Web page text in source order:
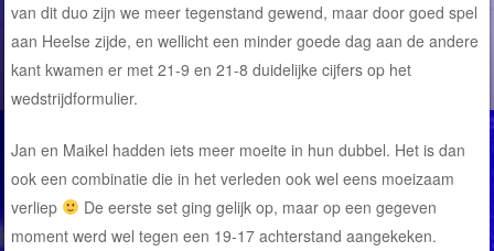
van dit duo zijn we meer tegenstand gewend, maar door goed spel
aan Heelse zijde, en wellicht een minder goede dag aan de andere
kant kwamen er met 21-9 en 21-8 duidelijke cijfers op het
wedstrijdformulier.
Jan en Maikel hadden iets meer moeite in hun dubbel. Het is dan
ook een combinatie die in het verleden ook wel eens moeizaam
verliep
De eerste set ging gelijk op, maar op een gegeven
moment werd wel tegen een 19-17 achterstand aangekeken.